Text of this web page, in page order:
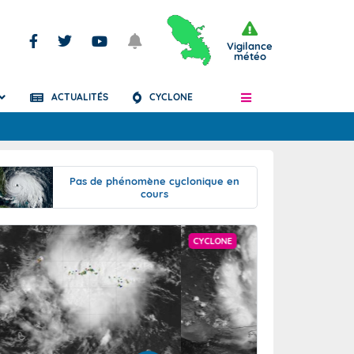
Articles
Vigilance
météo
ACTUALITÉS CYCLONE
Pas de phénomène cyclonique en
cours